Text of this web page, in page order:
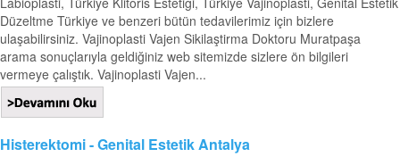
Düzeltme Türkiye ve benzeri bütün tedavilerimiz için bizlere
ulaşabilirsiniz. Vajinoplasti Vajen Sikilaştirma Doktoru Muratpaşa
arama sonuçlarıyla geldiğiniz web sitemizde sizlere ön bilgileri
vermeye çalıştık. Vajinoplasti Vajen...
Histerektomi - Genital Estetik Antalya